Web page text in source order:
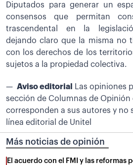
Diputados para generar un
consensos que permitan
trascendental en la
dejando claro que la misma no
con los derechos de los
sujetos a la propiedad colectiva.
Aviso editorial
Las opiniones
sección de Columnas de Opinión
corresponden a sus autores y no
línea editorial de Unitel
Más noticias de opinión
El acuerdo con el FMI y las reformas